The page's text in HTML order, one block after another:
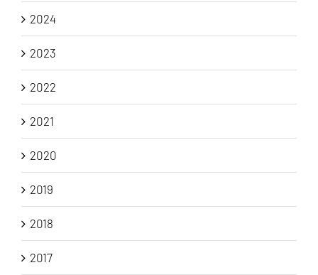
2024
2023
2022
2021
2020
2019
2018
2017